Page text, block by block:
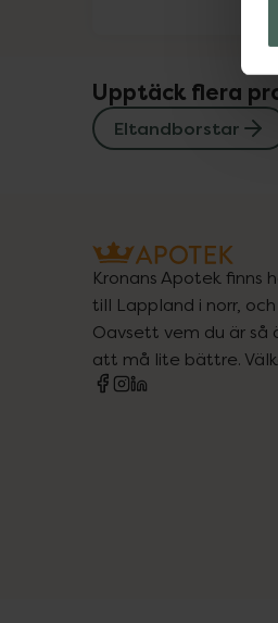
Upptäck flera
Eltandborstar
Kronans Apotek finns
till Lappland i norr,
Oavsett vem du är
att må lite bättre.